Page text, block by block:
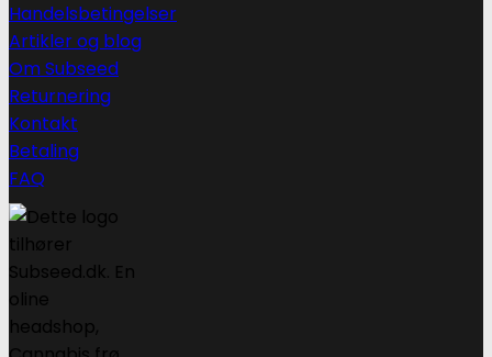
Handelsbetingelser
Artikler og blog
Om Subseed
Returnering
Kontakt
Betaling
FAQ